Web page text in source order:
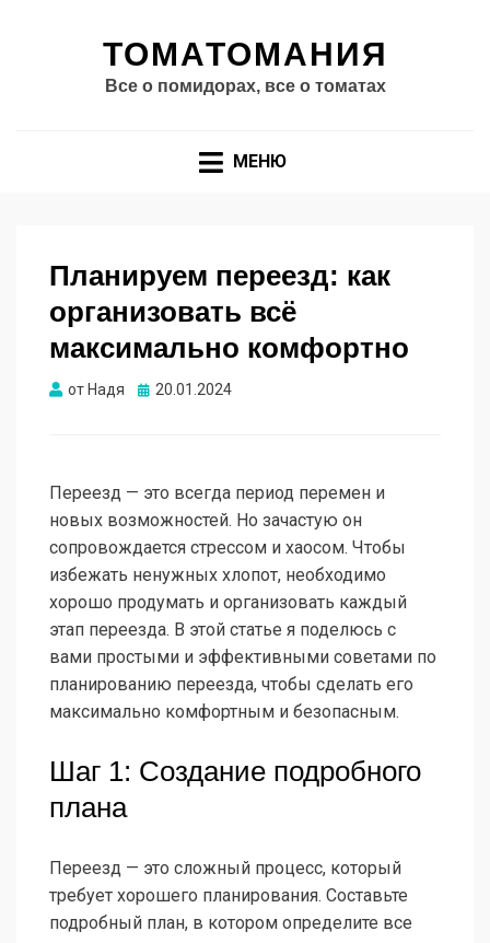
ТОМАТОМАНИЯ
Все о помидорах, все о томатах
МЕНЮ
Планируем переезд: как
организовать всё
максимально комфортно
от Надя Опубликовано
20.01.2024
Переезд — это всегда период перемен и
новых возможностей. Но зачастую он
сопровождается стрессом и хаосом. Чтобы
избежать ненужных хлопот, необходимо
хорошо продумать и организовать каждый
этап переезда. В этой статье я поделюсь с
вами простыми и эффективными советами по
планированию переезда, чтобы сделать его
максимально комфортным и безопасным.
Шаг 1: Создание подробного
плана
Переезд — это сложный процесс, который
требует хорошего планирования. Составьте
подробный план, в котором определите все